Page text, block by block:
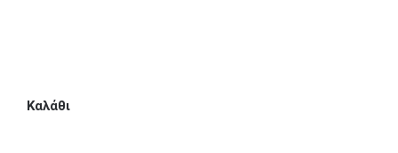
Καλάθι